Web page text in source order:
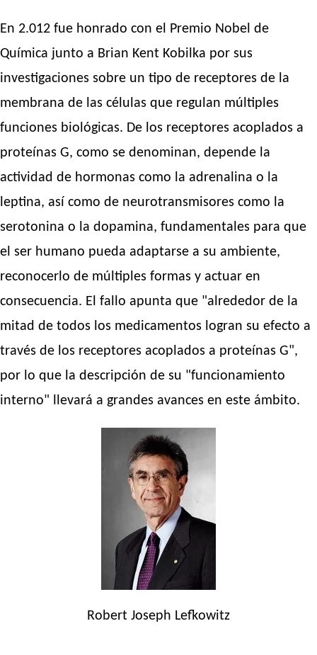
En 2.012 fue honrado con el Premio Nobel de
Química junto a Brian Kent Kobilka por sus
investigaciones sobre un tipo de receptores de la
membrana de las células que regulan múltiples
funciones biológicas. De los receptores acoplados a
proteínas G, como se denominan, depende la
actividad de hormonas como la adrenalina o la
leptina, así como de neurotransmisores como la
serotonina o la dopamina, fundamentales para que
el ser humano pueda adaptarse a su ambiente,
reconocerlo de múltiples formas y actuar en
consecuencia. El fallo apunta que "alrededor de la
mitad de todos los medicamentos logran su efecto a
través de los receptores acoplados a proteínas G",
por lo que la descripción de su "funcionamiento
interno" llevará a grandes avances en este ámbito.
Robert Joseph Lefkowitz